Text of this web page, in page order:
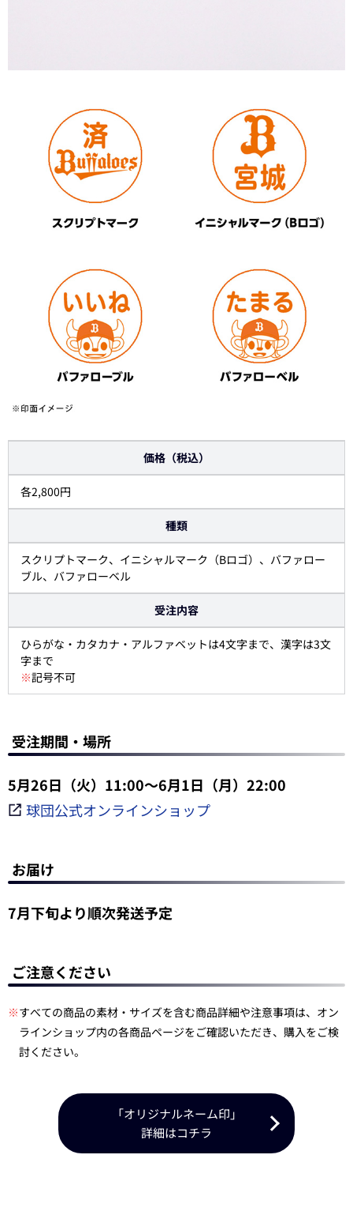
価格（税込）
各2,800円
種類
スクリプトマーク、イニシャルマーク（Bロゴ）、バファロー
ブル、バファローベル
受注内容
ひらがな・カタカナ・アルファベットは4文字まで、漢字は3文
字まで
※記号不可
受注期間・場所
5月26日（火）11:00～6月1日（月）22:00
球団公式オンラインショップ
お届け
7月下旬より順次発送予定
ご注意ください
※すべての商品の素材・サイズを含む商品詳細や注意事項は、オン
ラインショップ内の各商品ページをご確認いただき、購入をご検
討ください。
「オリジナルネーム印」
詳細はコチラ